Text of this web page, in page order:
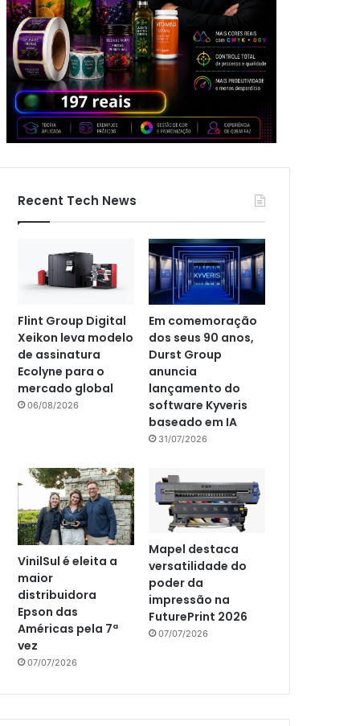
Recent Tech News
Flint Group Digital
Xeikon leva modelo
de assinatura
Ecolyne para o
mercado global
06/08/2026
Em comemoração
dos seus 90 anos,
Durst Group
anuncia
lançamento do
software Kyveris
baseado em IA
31/07/2026
VinilSul é eleita a
maior
distribuidora
Epson das
Américas pela 7ª
vez
07/07/2026
Mapel destaca
versatilidade do
poder da
impressão na
FuturePrint 2026
07/07/2026